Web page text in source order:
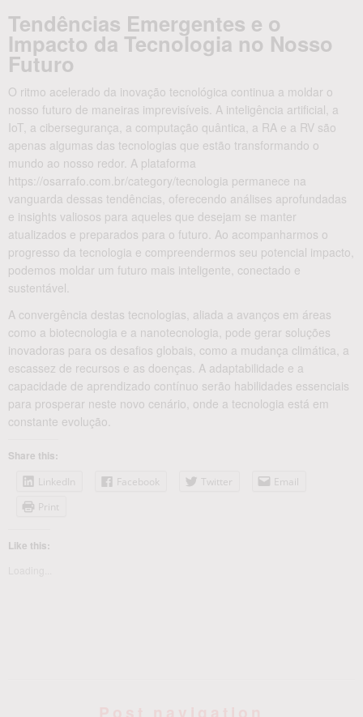
Tendências Emergentes e o
Impacto da Tecnologia no Nosso
Futuro
O ritmo acelerado da inovação tecnológica continua a moldar o
nosso futuro de maneiras imprevisíveis. A inteligência artificial, a
IoT, a cibersegurança, a computação quântica, a RA e a RV são
apenas algumas das tecnologias que estão transformando o
mundo ao nosso redor. A plataforma
https://osarrafo.com.br/category/tecnologia permanece na
vanguarda dessas tendências, oferecendo análises aprofundadas
e insights valiosos para aqueles que desejam se manter
atualizados e preparados para o futuro. Ao acompanharmos o
progresso da tecnologia e compreendermos seu potencial impacto,
podemos moldar um futuro mais inteligente, conectado e
sustentável.
A convergência destas tecnologias, aliada a avanços em áreas
como a biotecnologia e a nanotecnologia, pode gerar soluções
inovadoras para os desafios globais, como a mudança climática, a
escassez de recursos e as doenças. A adaptabilidade e a
capacidade de aprendizado contínuo serão habilidades essenciais
para prosperar neste novo cenário, onde a tecnologia está em
constante evolução.
Share this:
LinkedIn Facebook Twitter
Email
Print
Like this: